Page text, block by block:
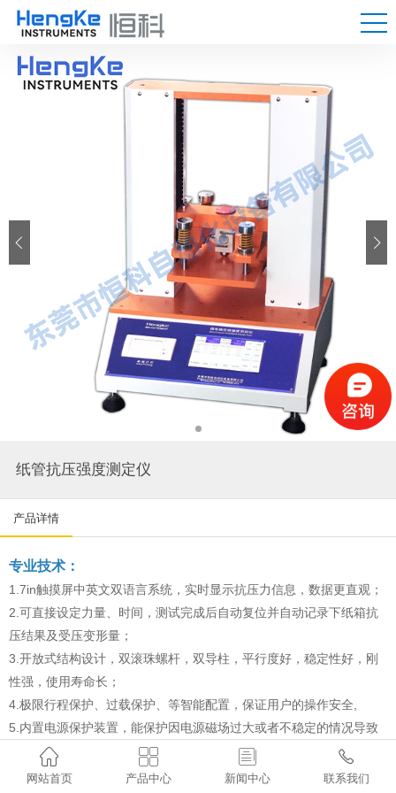
纸管抗压强度测定仪
产品详情
专业技术：
1.7in触摸屏中英文双语言系统，实时显示抗压力信息，数据更直观；
2.可直接设定力量、时间，测试完成后自动复位并自动记录下纸箱抗
压结果及受压变形量；
3.开放式结构设计，双滚珠螺杆，双导柱，平行度好，稳定性好，刚
性强，使用寿命长；
4.极限行程保护、过载保护、等智能配置，保证用户的操作安全,
5.内置电源保护装置，能保护因电源磁场过大或者不稳定的情况导致
设备损坏的情况。
6.仪器配有高速微型打印机，打印内容有：测试时间、测试编号、最

网站首页

产品中心

新闻中心

联系我们